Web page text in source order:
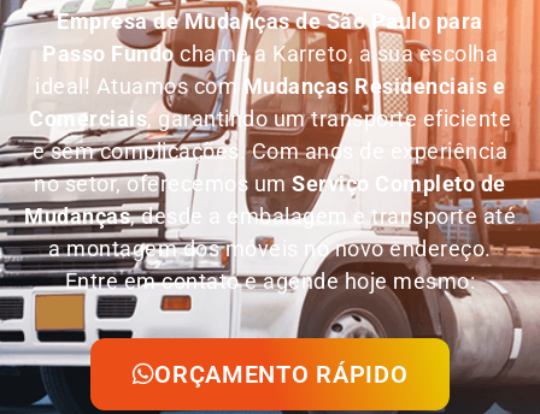
Empresa deMudanças de São Paulo para
Passo Fundochame a Karreto, a sua escolha
ideal! Atuamos comMudanças Residenciais e
Comerciais, garantindo um transporte eficiente
e sem complicações. Com anos de experiência
no setor, oferecemos umServiço Completo de
Mudanças, desde a embalagem e transporte até
a montagem dos móveis no novo endereço.
Entre em contato e agende hoje mesmo:
ORÇAMENTO RÁPIDO